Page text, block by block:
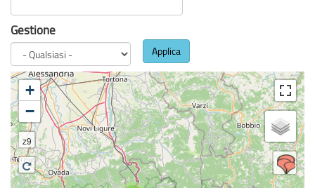
Gestione
Applica
+
−
z9